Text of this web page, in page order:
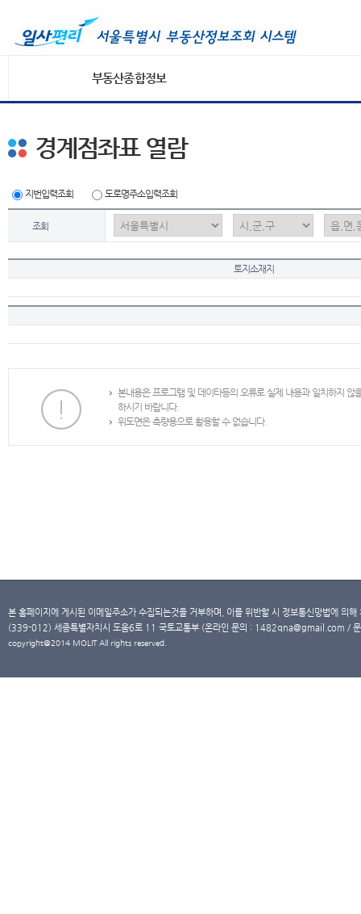
부동산종합정보
경계점좌표 열람
지번입력조회 도로명주소입력조회
조회
토지소재지
본내용은 프로그램 및 데이타등의 오류로 실제 내용과 일치하지
하시기 바랍니다.
위도면은 측량용으로 활용할 수 없습니다.
본 홈페이지에 게시된 이메일주소가 수집되는것을 거부하며, 이를 위반할 시 정보통신망법에 의
(339-012) 세종특별자치시 도움6로 11 국토교통부 (온라인 문의 : 1482qna@gmail.com /
copyright@2014 MOLIT All rights reserved.